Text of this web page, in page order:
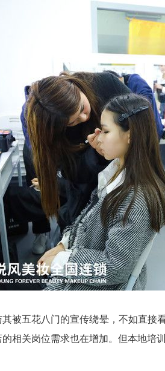
被五花八门的宣传绕晕，不如直接
相关岗位需求也在增加。但本地培